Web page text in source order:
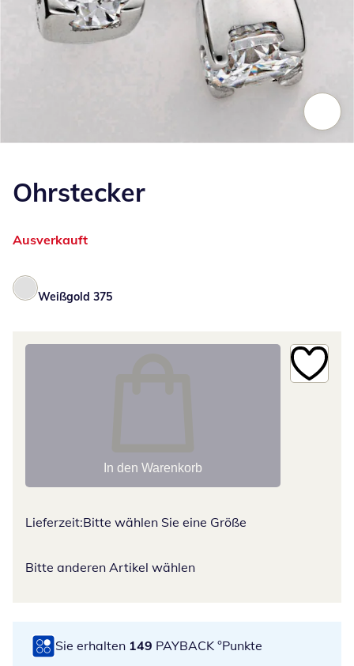
Ohrstecker
Ausverkauft
Weißgold 375
In den Warenkorb
Lieferzeit:Bitte wählen Sie eine Größe
Bitte anderen Artikel wählen
Sie erhalten 149 PAYBACK °Punkte